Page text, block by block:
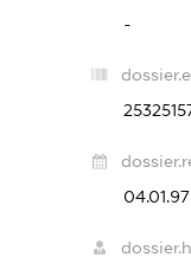
-
04.01.97